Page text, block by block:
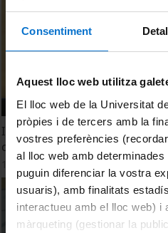
Consentiment
Aquest lloc web utilitza
El lloc web de la Universitat
pròpies i de tercers amb la
vostres preferències
al lloc web amb
puguin diferenciar la vostra
usuaris), amb finalitats
interactueu amb el lloc web) i
màrqueting (gestionar la
Inauguración de la Jornada
clínicas de escaso valor'